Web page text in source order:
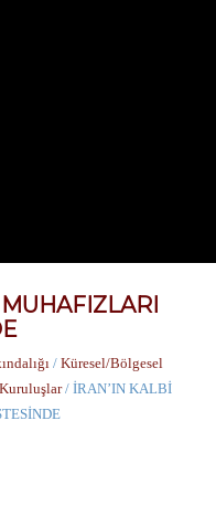
/ Küresel/Bölgesel
/ İRAN’IN KALBİ